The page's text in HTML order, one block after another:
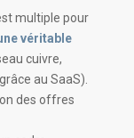
multiple pour
véritable
cuivre,
au SaaS).
des offres